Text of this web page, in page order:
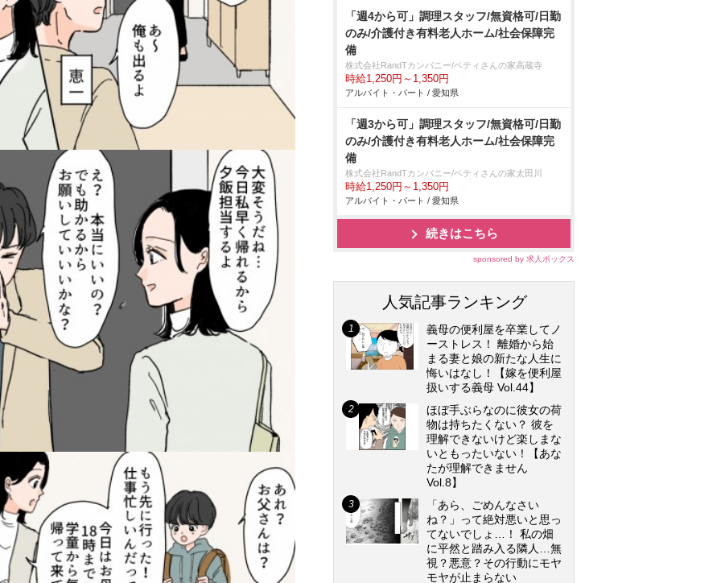
「週4から可」調理スタッフ/無資格可/日勤
のみ/介護付き有料老人ホーム/社会保障完
備
株式会社RandTカンパニー/ベティさんの家高蔵寺
時給1,250円～1,350円
アルバイト・パート / 愛知県
「週3から可」調理スタッフ/無資格可/日勤
のみ/介護付き有料老人ホーム/社会保障完
備
株式会社RandTカンパニー/ベティさんの家太田川
時給1,250円～1,350円
アルバイト・パート / 愛知県
続きはこちら
sponsored by 求人ボックス
人気記事ランキング
義母の便利屋を卒業してノ
ーストレス！ 離婚から始
まる妻と娘の新たな人生に
悔いはなし！【嫁を便利屋
扱いする義母 Vol.44】
ほぼ手ぶらなのに彼女の荷
物は持ちたくない？ 彼を
理解できないけど楽しまな
いともったいない！【あな
たが理解できません
Vol.8】
「あら、ごめんなさい
ね？」って絶対悪いと思っ
てないでしょ…！ 私の畑
に平然と踏み入る隣人…無
視？悪意？その行動にモヤ
モヤが止まらない